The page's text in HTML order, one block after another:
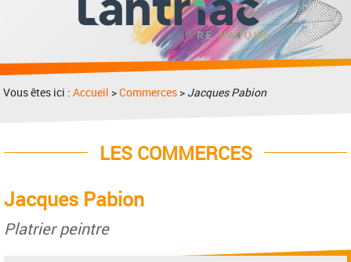
Vous êtes ici :Accueil >Commerces > Jacques Pabion
LES COMMERCES
Jacques Pabion
Platrier peintre